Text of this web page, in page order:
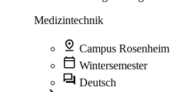
Medizintechnik
Campus Rosenheim
Wintersemester
Deutsch